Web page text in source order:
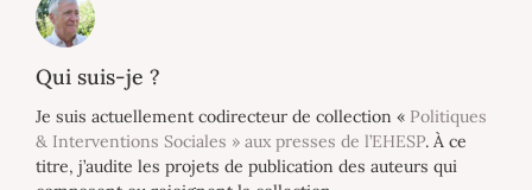
Qui suis-je ?
Je suis actuellement codirecteur de collection « Politiques
& Interventions Sociales » aux presses de l’EHESP. À ce
titre, j’audite les projets de publication des auteurs qui